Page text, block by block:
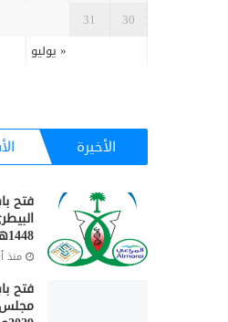
« يوليو
30
31
الأخيرة
فتح
1448هـ-2026م
منذ
فتح